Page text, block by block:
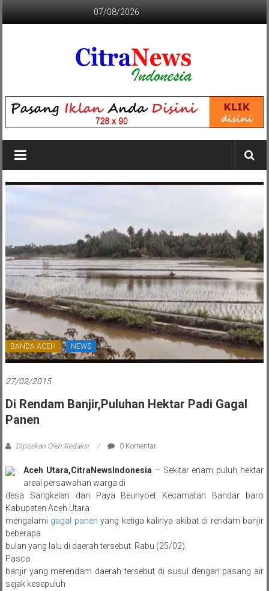
07/08/2026
CITRANEWS
INDONESIA
BERANI
DAN
KRISTIS
BANDA ACEH NEWS
27/02/2015
Di Rendam Banjir,Puluhan Hektar Padi Gagal
Panen
Diposkan Oleh:Redaksi 0 Komentar
Aceh Utara,CitraNews Indonesia– Sekitar enam puluh hektar
areal persawahan warga di
desa Sangkelan dan Paya Beunyoet Kecamatan Bandar baro
Kabupaten Aceh Utara
mengalami gagal panen yang ketiga kalinya akibat di rendam banjir
beberapa
bulan yang lalu di daerah tersebut. Rabu (25/02).
Pasca
banjir yang merendam daerah tersebut di susul dengan pasang air
sejak kesepuluh